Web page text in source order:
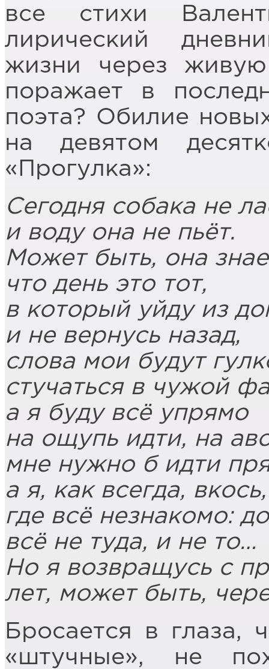
все стихи
лирический
жизни через
поражает в
поэта? Обилие
на девятом
«Прогулка»:
Сегодня собака не
и воду она не пьёт.
Может быть, она
что день это тот,
в который уйду из
и не вернусь назад,
слова мои будут
стучаться в чужой
а я буду всё упрямо
на ощупь идти, на
мне нужно б идти
а я, как всегда, вкось,
где всё незнакомо:
всё не туда, и не то…
Но я возвращусь с
лет, может быть,
Бросается в глаза,
«штучные», не